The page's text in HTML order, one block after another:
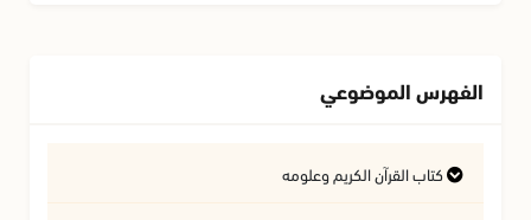
الفهرس الموضوعي
كتاب القرآن الكريم وعلومه